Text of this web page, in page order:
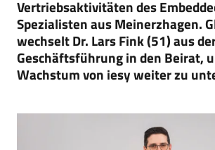
Vertriebsaktivitäten des
Spezialisten aus Meinerzhagen.
wechselt Dr. Lars Fink (51) aus
Geschäftsführung in den Beirat,
Wachstum von iesy weiter zu